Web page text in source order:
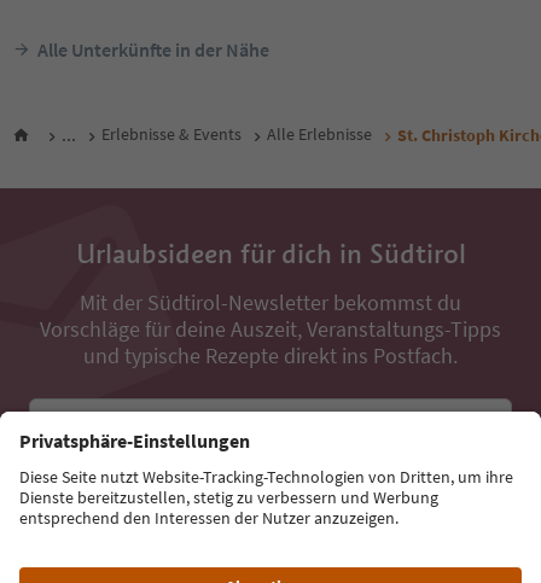
Alle Unterkünfte in der Nähe
... Erlebnisse & Events Alle Erlebnisse St. Christoph
Urlaubsideen für dich in Südtirol
Mit der Südtirol-Newsletter bekommst du
Vorschläge für deine Auszeit, Veranstaltungs-Tipps
und typische Rezepte direkt ins Postfach.
Jetzt anmelden